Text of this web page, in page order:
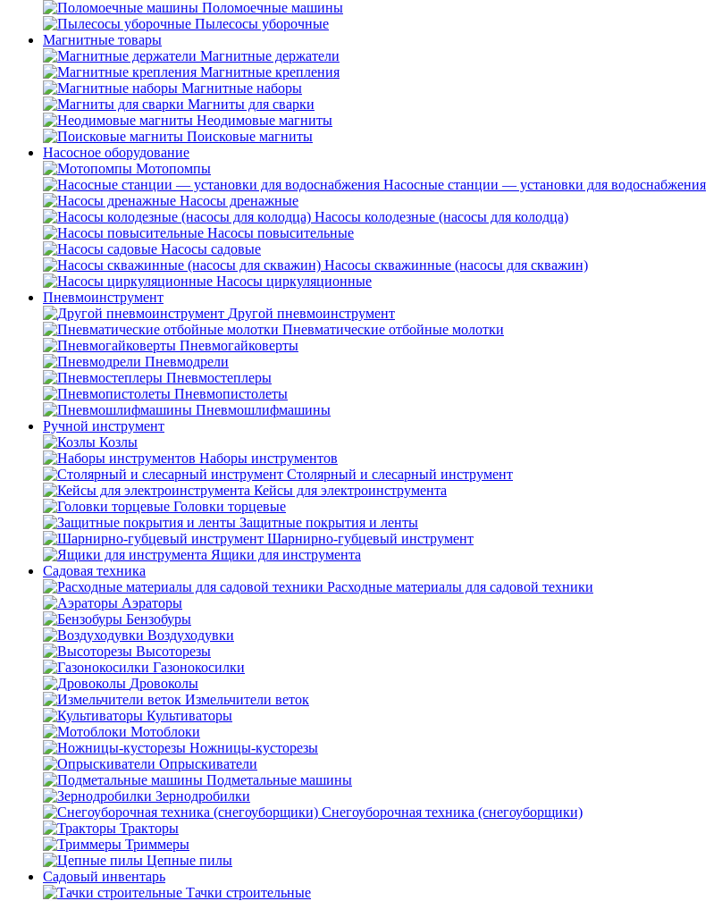
Поломоечные машины
Пылесосы уборочные
Магнитные товары
Магнитные держатели
Магнитные крепления
Магнитные наборы
Магниты для сварки
Неодимовые магниты
Поисковые магниты
Насосное оборудование
Мотопомпы
Насосные станции — установки для водоснабжения
Насосы дренажные
Насосы колодезные (насосы для колодца)
Насосы повысительные
Насосы садовые
Насосы скважинные (насосы для скважин)
Насосы циркуляционные
Пневмоинструмент
Другой пневмоинструмент
Пневматические отбойные молотки
Пневмогайковерты
Пневмодрели
Пневмостеплеры
Пневмопистолеты
Пневмошлифмашины
Ручной инструмент
Козлы
Наборы инструментов
Столярный и слесарный инструмент
Кейсы для электроинструмента
Головки торцевые
Защитные покрытия и ленты
Шарнирно-губцевый инструмент
Ящики для инструмента
Садовая техника
Расходные материалы для садовой техники
Аэраторы
Бензобуры
Воздуходувки
Высоторезы
Газонокосилки
Дровоколы
Измельчители веток
Культиваторы
Мотоблоки
Ножницы-кусторезы
Опрыскиватели
Подметальные машины
Зернодробилки
Снегоуборочная техника (снегоуборщики)
Тракторы
Триммеры
Цепные пилы
Садовый инвентарь
Тачки строительные